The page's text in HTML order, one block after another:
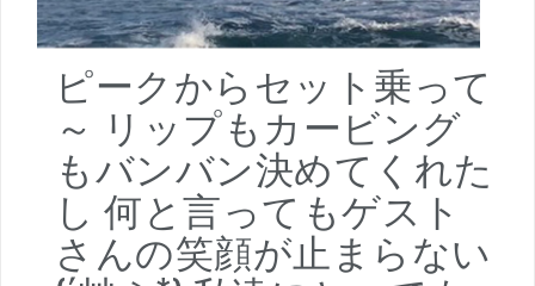
ピークからセット乗って
～ リップもカービング
もバンバン決めてくれた
し 何と言ってもゲスト
さんの笑顔が止まらない